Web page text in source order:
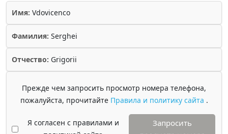
Имя: Vdovicenco
Фамилия: Serghei
Отчество: Grigorii
Прежде чем запросить просмотр номера телефона,
пожалуйста, прочитайте Правила и политику сайта .
Я согласен с правилами и
Запросить